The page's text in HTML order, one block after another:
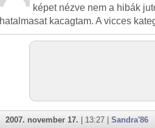
képet nézve nem a hibák
hatalmasat kacagtam. A vicces
2007. november 17. | 13:27 | Sandra'86